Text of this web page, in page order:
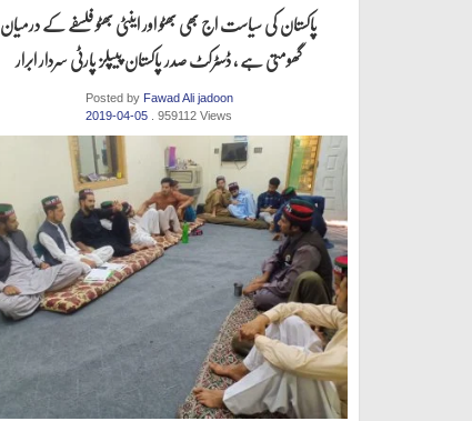
پاکستان کی سیاست اج بھی بھٹو اور اینٹی بھٹو فلسفے کے درمیان
گھومتی ہے ، ڈسٹرکٹ صدر پاکستان پیپلز پارٹی سردار ابرار
Posted by Fawad Ali jadoon
2019-04-05
. 959112 Views